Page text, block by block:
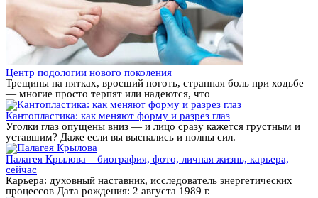
Центр подологии нового поколения
Трещины на пятках, вросший ноготь, странная боль при ходьбе
— многие просто терпят или надеются, что
Кантопластика: как меняют форму и разрез глаз
Уголки глаз опущены вниз — и лицо сразу кажется грустным и
уставшим? Даже если вы выспались и полны сил.
Палагея Крылова – биография, фото, личная жизнь, карьера,
сейчас
Карьера: духовный наставник, исследователь энергетических
процессов Дата рождения: 2 августа 1989 г.